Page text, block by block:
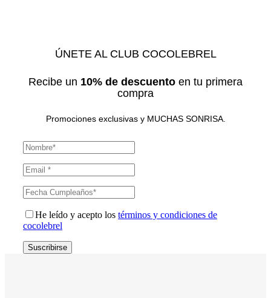
ÚNETE AL CLUB COCOLEBREL
Recibe un 10% de descuento en tu primera
compra
Promociones exclusivas y MUCHAS SONRISA.
He leído y acepto los términos y condiciones de
cocolebrel
Suscribirse